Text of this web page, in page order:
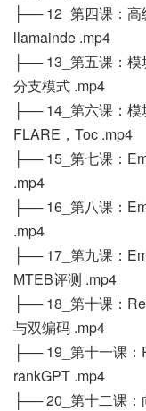
├── 12_第四课：高
llamainde .mp4
├── 13_第五课：模
分支模式 .mp4
├── 14_第六课：模
FLARE，Toc .mp4
├── 15_第七课：
.mp4
├── 16_第八课：
.mp4
├── 17_第九课：
MTEB评测 .mp4
├── 18_第十课：
与双编码 .mp4
├── 19_第十一课：
rankGPT .mp4
├── 20_第十二课